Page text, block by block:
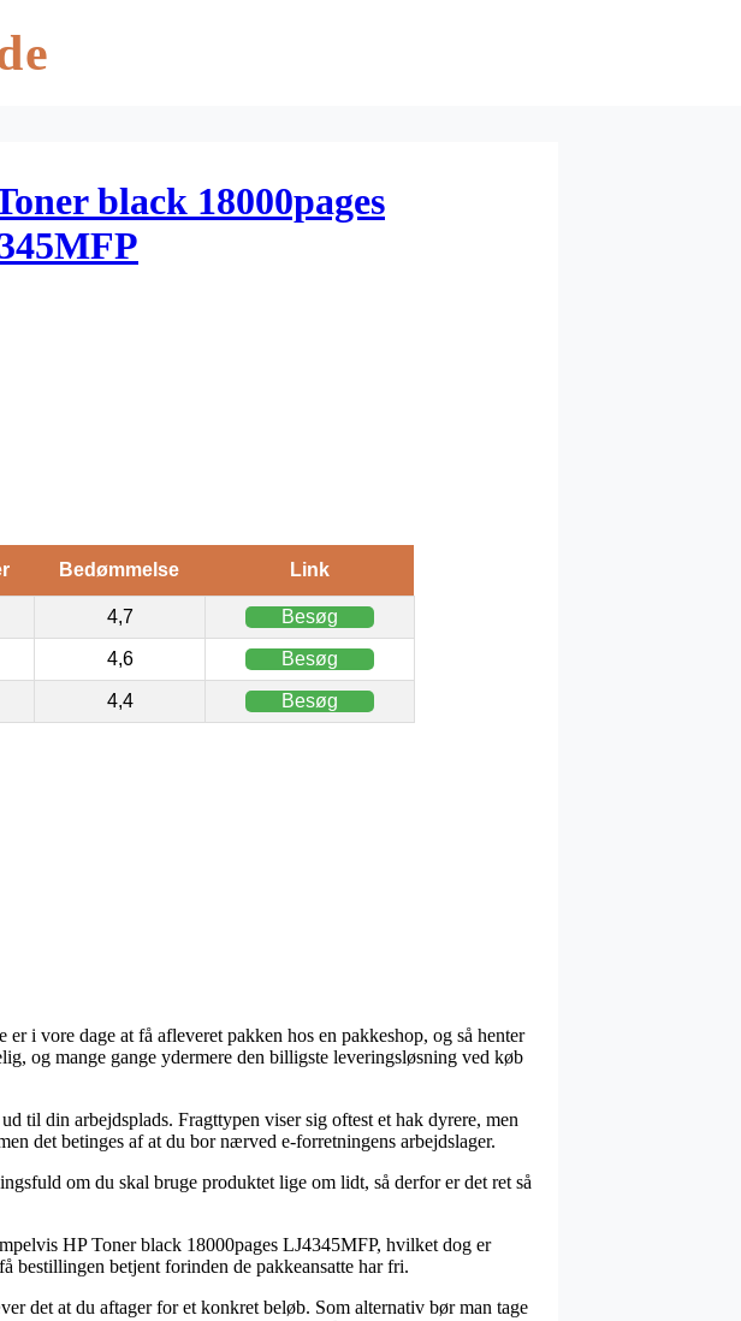
black 18000pages
Bedømmelse Link
4,7 Besøg
4,6 Besøg
4,4 Besøg
i vore dage at få afleveret pakken hos en pakkeshop, og så henter
og mange gange ydermere den billigste leveringsløsning ved køb
til din arbejdsplads. Fragttypen viser sig oftest et hak dyrere, men
det betinges af at du bor nærved e-forretningens arbejdslager.
om du skal bruge produktet lige om lidt, så derfor er det ret så
HP Toner black 18000pages LJ4345MFP, hvilket dog er
bestillingen betjent forinden de pakkeansatte har fri.
det at du aftager for et konkret beløb. Som alternativ bør man tage